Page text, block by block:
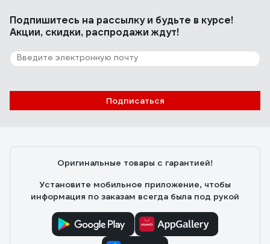
Подпишитесь на рассылкуи будьте в курсе!
Акции, скидки, распродажи ждут!
Подписаться
Оригинальные товары с гарантией!
Установите мобильное приложение, чтобы
информация по заказам всегда была под рукой